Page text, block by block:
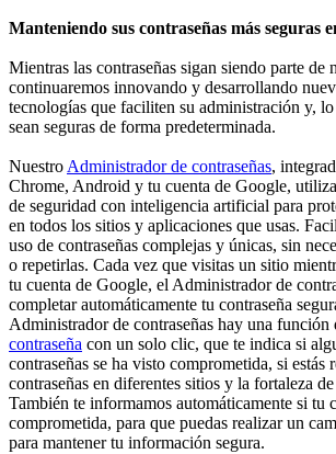
Manteniendo sus contraseñas más seguras
Mientras las contraseñas sigan siendo parte de
continuaremos innovando y desarrollando
tecnologías que faciliten su administración y,
sean seguras de forma predeterminada.
NuestroAdministrador de contraseñas,
Chrome, Android y tu cuenta de Google,
de seguridad con inteligencia artificial para
en todos los sitios y aplicaciones que usas.
uso de contraseñas complejas y únicas, sin
o repetirlas. Cada vez que visitas un sitio
tu cuenta de Google, el Administrador de
completar automáticamente tu contraseña
Administrador de contraseñas hay una función
contraseña con un solo clic, que te indica si
contraseñas se ha visto comprometida, si estás
contraseñas en diferentes sitios y la fortaleza
También te informamos automáticamente si tu
comprometida, para que puedas realizar un
para mantener tu información segura.